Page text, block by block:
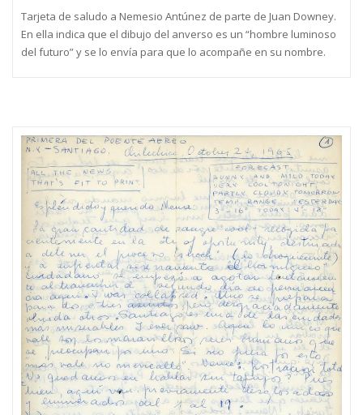
Tarjeta de saludo a Nemesio Antúnez de parte de Juan Downey.
En ella indica que el dibujo del anverso es un “hombre luminoso
del futuro” y se lo envía para que lo acompañe en su nombre.